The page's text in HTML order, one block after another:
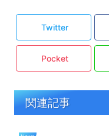
Twitter
Pocket
関連記事